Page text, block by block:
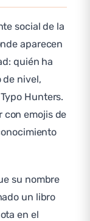
social de la
aparecen
quién ha
de nivel,
Hunters.
con emojis de
su nombre
un libro
en el